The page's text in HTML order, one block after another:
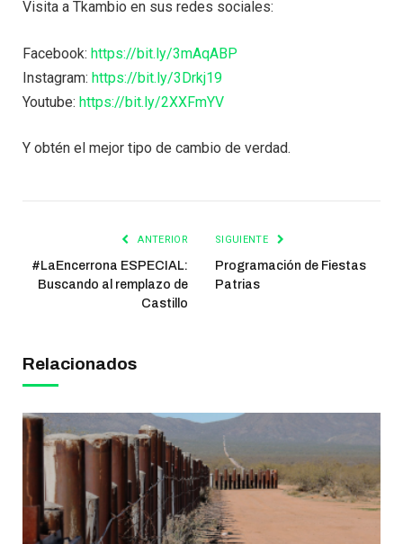
Visita a Tkambio en sus redes sociales:
Facebook: https://bit.ly/3mAqABP
Instagram: https://bit.ly/3Drkj19
Youtube: https://bit.ly/2XXFmYV
Y obtén el mejor tipo de cambio de verdad.
ANTERIOR
#LaEncerrona ESPECIAL:
Buscando al remplazo de
Castillo
SIGUIENTE
Programación de Fiestas
Patrias
Relacionados